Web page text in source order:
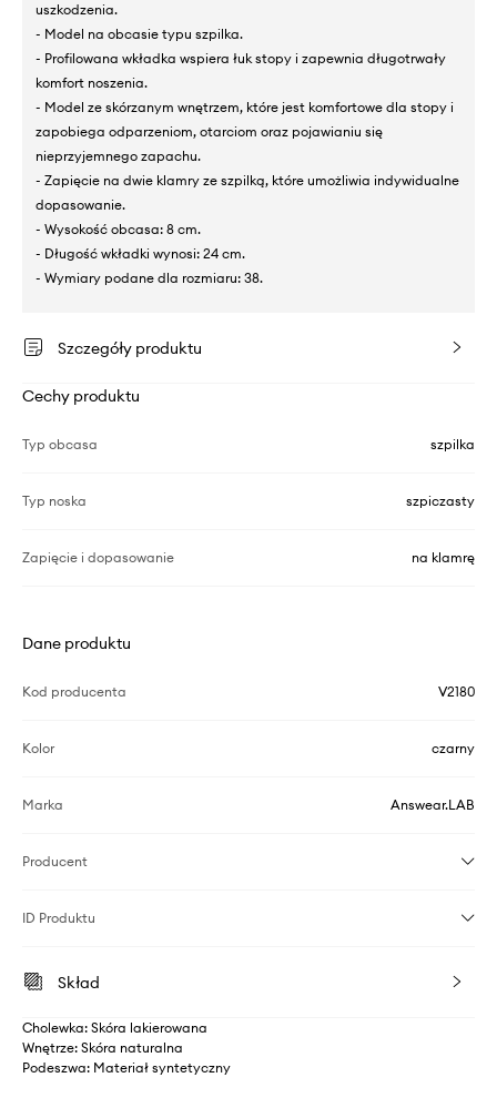
uszkodzenia.
- Model na obcasie typu szpilka.
- Profilowana wkładka wspiera łuk stopy i zapewnia długotrwały
komfort noszenia.
- Model ze skórzanym wnętrzem, które jest komfortowe dla stopy i
zapobiega odparzeniom, otarciom oraz pojawianiu się
nieprzyjemnego zapachu.
- Zapięcie na dwie klamry ze szpilką, które umożliwia indywidualne
dopasowanie.
- Wysokość obcasa: 8 cm.
- Długość wkładki wynosi: 24 cm.
- Wymiary podane dla rozmiaru: 38.
Szczegóły produktu
Cechy produktu
Typ obcasa szpilka
Typ noska szpiczasty
Zapięcie i dopasowanie na klamrę
Dane produktu
Kod producenta V2180
Kolor czarny
Marka Answear.LAB
Producent
ID Produktu
Skład
Cholewka: Skóra lakierowana
Wnętrze: Skóra naturalna
Podeszwa: Materiał syntetyczny